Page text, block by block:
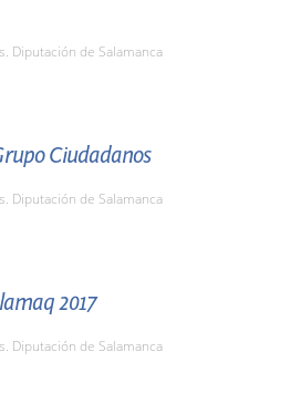
Diputación de Salamanca
Ciudadanos
Diputación de Salamanca
2017
Diputación de Salamanca